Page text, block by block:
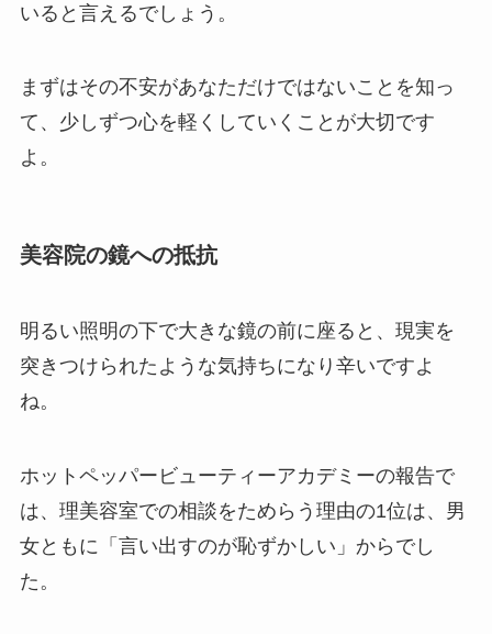
いると言えるでしょう。
まずはその不安があなただけではないことを知っ
て、少しずつ心を軽くしていくことが大切です
よ。
美容院の鏡への抵抗
明るい照明の下で大きな鏡の前に座ると、現実を
突きつけられたような気持ちになり辛いですよ
ね。
ホットペッパービューティーアカデミーの報告で
は、理美容室での相談をためらう理由の1位は、男
女ともに「言い出すのが恥ずかしい」からでし
た。